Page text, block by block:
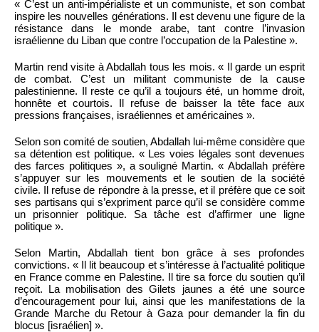
« C’est un anti-impérialiste et un communiste, et son combat
inspire les nouvelles générations. Il est devenu une figure de la
résistance dans le monde arabe, tant contre l’invasion
israélienne du Liban que contre l’occupation de la Palestine ».
Martin rend visite à Abdallah tous les mois. « Il garde un esprit
de combat. C’est un militant communiste de la cause
palestinienne. Il reste ce qu’il a toujours été, un homme droit,
honnête et courtois. Il refuse de baisser la tête face aux
pressions françaises, israéliennes et américaines ».
Selon son comité de soutien, Abdallah lui-même considère que
sa détention est politique. « Les voies légales sont devenues
des farces politiques », a souligné Martin. « Abdallah préfère
s’appuyer sur les mouvements et le soutien de la société
civile. Il refuse de répondre à la presse, et il préfère que ce soit
ses partisans qui s’expriment parce qu’il se considère comme
un prisonnier politique. Sa tâche est d’affirmer une ligne
politique ».
Selon Martin, Abdallah tient bon grâce à ses profondes
convictions. « Il lit beaucoup et s’intéresse à l’actualité politique
en France comme en Palestine. Il tire sa force du soutien qu’il
reçoit. La mobilisation des Gilets jaunes a été une source
d’encouragement pour lui, ainsi que les manifestations de la
Grande Marche du Retour à Gaza pour demander la fin du
blocus [israélien] ».